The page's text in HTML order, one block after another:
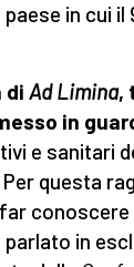
in cui
di Ad Limina,
in
e sanitari
questa
conoscere
in